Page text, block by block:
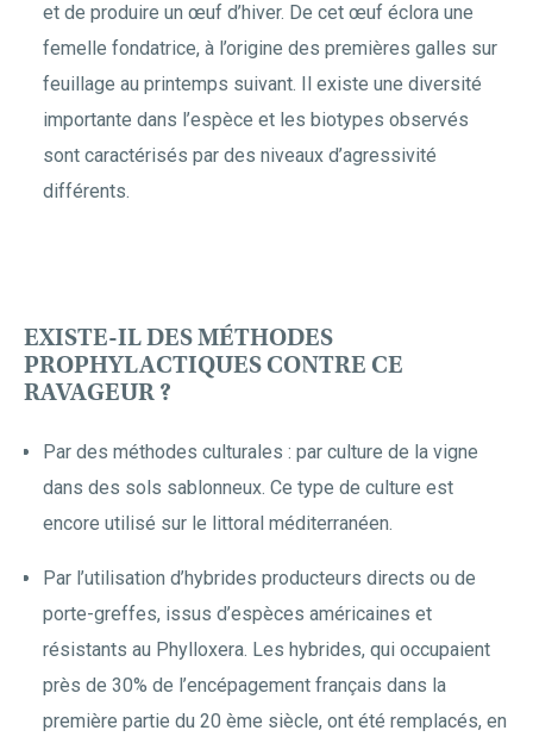
et de produire un œuf d’hiver. De cet œuf éclora une
femelle fondatrice, à l’origine des premières galles sur
feuillage au printemps suivant. Il existe une diversité
importante dans l’espèce et les biotypes observés
sont caractérisés par des niveaux d’agressivité
différents.
EXISTE-IL DES MÉTHODES
PROPHYLACTIQUES CONTRE CE
RAVAGEUR ?
Par des méthodes culturales : par culture de la vigne
dans des sols sablonneux. Ce type de culture est
encore utilisé sur le littoral méditerranéen.
Par l’utilisation d’hybrides producteurs directs ou de
porte-greffes, issus d’espèces américaines et
résistants au Phylloxera. Les hybrides, qui occupaient
près de 30% de l’encépagement français dans la
première partie du 20 ème siècle, ont été remplacés, en